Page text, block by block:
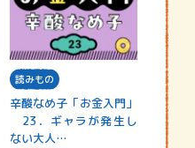
読みもの
辛酸なめ子「お金入門」
23．ギャラが発生し
ない大人…